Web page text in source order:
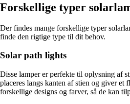
Forskellige typer
Der findes mange forskellige typer
finde den rigtige type til dit behov.
Solar path lights
Disse lamper er perfekte til oplysning af
placeres langs kanten af stien og giver et
forskellige designs og farver, så de kan